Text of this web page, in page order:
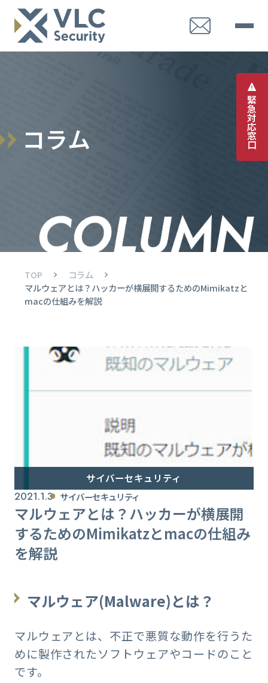
緊
急
対
応
窓
口
コラム
TOP
コラム
マルウェアとは？ハッカーが横展開するためのMimikatzと
macの仕組みを解説
サイバーセキュリティ
2021.1.3 サイバーセキュリティ
マルウェアとは？ハッカーが横展開
するためのMimikatzとmacの仕組み
を解説
マルウェア(Malware)とは？
マルウェアとは、不正で悪質な動作を行うた
めに製作されたソフトウェアやコードのこと
です。